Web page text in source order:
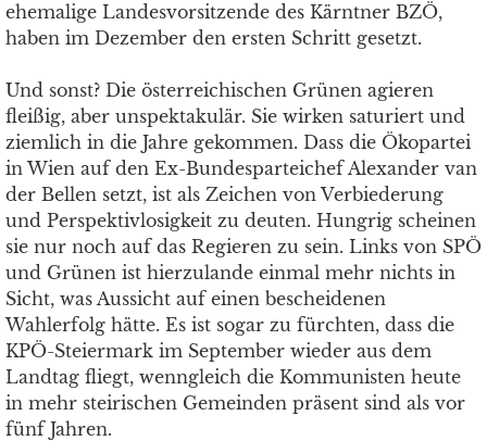
ehemalige Landesvorsitzende des Kärntner BZÖ,
haben im Dezember den ersten Schritt gesetzt.
Und sonst? Die österreichischen Grünen agieren
fleißig, aber unspektakulär. Sie wirken saturiert und
ziemlich in die Jahre gekommen. Dass die Ökopartei
in Wien auf den Ex-Bundesparteichef Alexander van
der Bellen setzt, ist als Zeichen von Verbiederung
und Perspektivlosigkeit zu deuten. Hungrig scheinen
sie nur noch auf das Regieren zu sein. Links von SPÖ
und Grünen ist hierzulande einmal mehr nichts in
Sicht, was Aussicht auf einen bescheidenen
Wahlerfolg hätte. Es ist sogar zu fürchten, dass die
KPÖ-Steiermark im September wieder aus dem
Landtag fliegt, wenngleich die Kommunisten heute
in mehr steirischen Gemeinden präsent sind als vor
fünf Jahren.